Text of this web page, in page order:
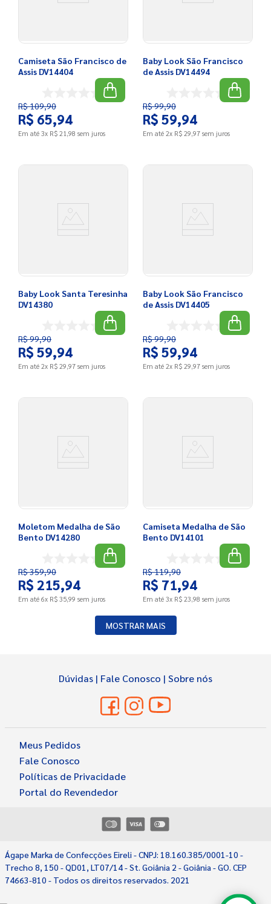
Camiseta São Francisco de
Assis DV14404
R$109,90
R$ 65,94
Em até 3x R$ 21,98 sem juros
Baby Look São Francisco
de Assis DV14494
R$99,90
R$ 59,94
Em até 2x R$ 29,97 sem juros
Baby Look Santa Teresinha
DV14380
R$99,90
R$ 59,94
Em até 2x R$ 29,97 sem juros
Baby Look São Francisco
de Assis DV14405
R$99,90
R$ 59,94
Em até 2x R$ 29,97 sem juros
Moletom Medalha de São
Bento DV14280
R$359,90
R$ 215,94
Em até 6x R$ 35,99 sem juros
Camiseta Medalha de São
Bento DV14101
R$119,90
R$ 71,94
Em até 3x R$ 23,98 sem juros
MOSTRAR MAIS
Dúvidas | Fale Conosco | Sobre nós
Meus Pedidos
Fale Conosco
Políticas de Privacidade
Portal do Revendedor
Ágape Marka de Confecções Eireli - CNPJ: 18.160.385/0001-10 -
Trecho 8, 150 - QD01, LT07/14 - St. Goiânia 2 - Goiânia - GO. CEP
74663-810 - Todos os direitos reservados. 2021
Como você avaliaria sua experiência?
Select
an
option